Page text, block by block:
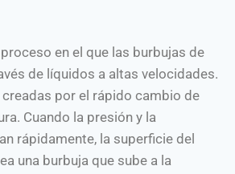
en el que las burbujas de
de líquidos a altas velocidades.
por el rápido cambio de
Cuando la presión y la
rápidamente, la superficie del
una burbuja que sube a la